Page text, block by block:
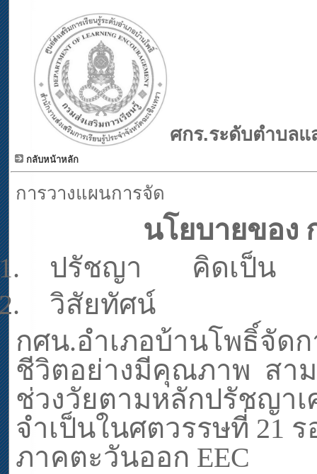
ศกร.ระดับตำบลแ
กลับหน้าหลัก
การวางแผนการจัด
นโยบายของ
ปรัชญา
คิดเป็น
วิสัยทัศน์
กศน.อำเภอบ้านโพธิ์จัด
ชีวิตอย่างมีคุณภาพ สา
ช่วงวัยตามหลักปรัชญาเ
จำเป็นในศตวรรษที่ 21 ร
ภาคตะวันออก EEC